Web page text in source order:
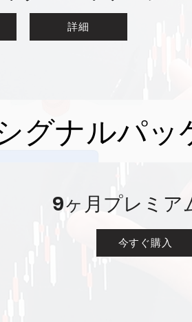
詳細
グナルパ
9ヶ月プレミア
今すぐ購入